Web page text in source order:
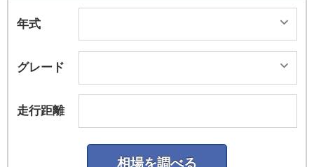
年式
グレード
走行距離